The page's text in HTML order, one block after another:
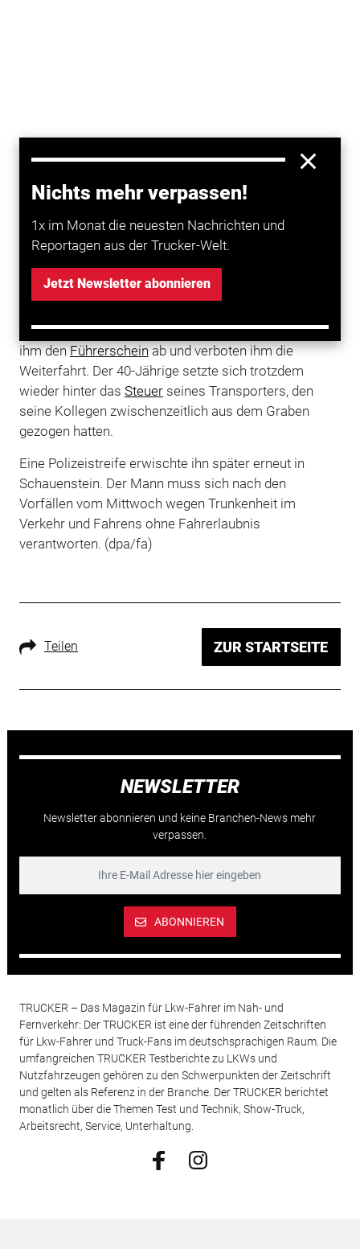
Nichts mehr verpassen!
1x im Monat die neuesten Nachrichten und
Reportagen aus der Trucker-Welt.
Jetzt Newsletter abonnieren
Schauenstein. Gleich zwei Mal an einem Tag hat die
Polizei einen betrunkenen Paketfahrer aus dem
den 40-Jährigen, nachdem er mit seinem
Kleintransporter in einen Graben in Schauenstein
(Landkreis Hof) gefahren war. Der Mann hatte sich
wohl von seinem Navigationsgerät ablenken lassen,
Alkoholtest ergab 1,74 Promille. Die Beamten nahmen
ihm denFührerscheinab und verboten ihm die
Weiterfahrt. Der 40-Jährige setzte sich trotzdem
wieder hinter das Steuerseines Transporters, den
seine Kollegen zwischenzeitlich aus dem Graben
gezogen hatten.
Eine Polizeistreife erwischte ihn später erneut in
Schauenstein. Der Mann muss sich nach den
Vorfällen vom Mittwoch wegen Trunkenheit im
Verkehr und Fahrens ohne Fahrerlaubnis
verantworten. (dpa/fa)
Teilen ZUR STARTSEITE
NEWSLETTER
Newsletter abonnieren und keine Branchen-News mehr
verpassen.
ABONNIEREN
TRUCKER – Das Magazin für Lkw-Fahrer im Nah- und
Fernverkehr: Der TRUCKER ist eine der führenden Zeitschriften
für Lkw-Fahrer und Truck-Fans im deutschsprachigen Raum. Die
umfangreichen TRUCKER Testberichte zu LKWs und
Nutzfahrzeugen gehören zu den Schwerpunkten der Zeitschrift
und gelten als Referenz in der Branche. Der TRUCKER berichtet
monatlich über die Themen Test und Technik, Show-Truck,
Arbeitsrecht, Service, Unterhaltung.